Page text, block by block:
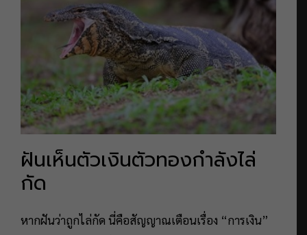
ฝันเห็นตัวเงินตัวทองกำลังไล่
กัด
หากฝันว่าถูกไล่กัด นี่คือสัญญาณเตือนเรื่อง “การเงิน”